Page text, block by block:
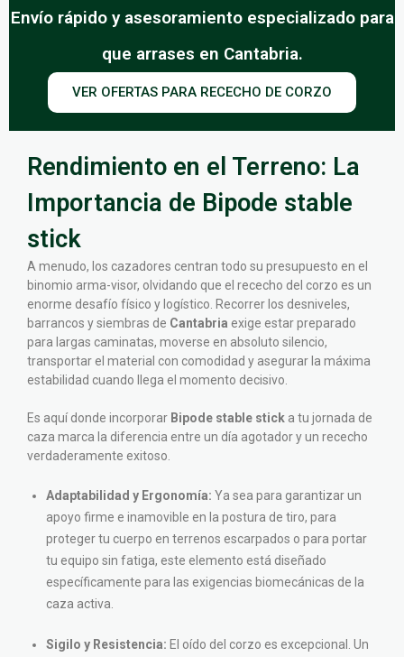
Envío rápido y asesoramiento especializado para
que arrases en Cantabria.
VER OFERTAS PARA RECECHO DE CORZO
Rendimiento en el Terreno: La
Importancia de Bipode stable
stick
A menudo, los cazadores centran todo su presupuesto en el
binomio arma-visor, olvidando que el rececho del corzo es un
enorme desafío físico y logístico. Recorrer los desniveles,
barrancos y siembras de Cantabria exige estar preparado
para largas caminatas, moverse en absoluto silencio,
transportar el material con comodidad y asegurar la máxima
estabilidad cuando llega el momento decisivo.
Es aquí donde incorporar Bipode stable stick a tu jornada de
caza marca la diferencia entre un día agotador y un rececho
verdaderamente exitoso.
Adaptabilidad y Ergonomía: Ya sea para garantizar un
apoyo firme e inamovible en la postura de tiro, para
proteger tu cuerpo en terrenos escarpados o para portar
tu equipo sin fatiga, este elemento está diseñado
específicamente para las exigencias biomecánicas de la
caza activa.
Sigilo y Resistencia: El oído del corzo es excepcional. Un